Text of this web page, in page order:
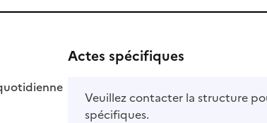
Actes spécifiques
Veuillez contacter la structure
spécifiques.